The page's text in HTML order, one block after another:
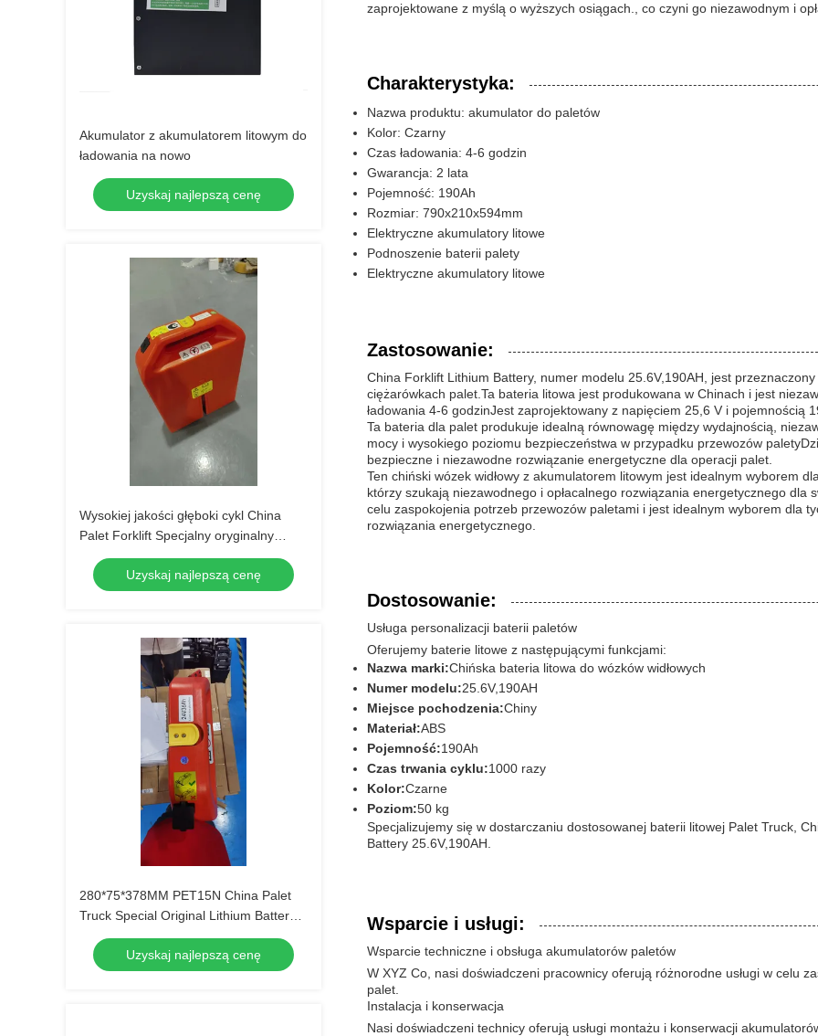
Akumulator z akumulatorem litowym do
ładowania na nowo
Uzyskaj najlepszą cenę
Wysokiej jakości głęboki cykl China
Palet Forklift Specjalny oryginalny
akumulator litowy 24V 36AH dla
PET15N Palet Forklift
Uzyskaj najlepszą cenę
280*75*378MM PET15N China Palet
Truck Special Original Lithium Battery
24V 36AH
Uzyskaj najlepszą cenę
zaprojektowane z myślą o wyższych osiągach., co czyni go niezawodnym i
Charakterystyka:
Nazwa produktu: akumulator do paletów
Kolor: Czarny
Czas ładowania: 4-6 godzin
Gwarancja: 2 lata
Pojemność: 190Ah
Rozmiar: 790x210x594mm
Elektryczne akumulatory litowe
Podnoszenie baterii palety
Elektryczne akumulatory litowe
Zastosowanie:
China Forklift Lithium Battery, numer modelu 25.6V,190AH, jest
ciężarówkach palet.Ta bateria litowa jest produkowana w Chinach i jest
ładowania 4-6 godzinJest zaprojektowany z napięciem 25,6 V i pojemnością
Ta bateria dla palet produkuje idealną równowagę między wydajnością,
mocy i wysokiego poziomu bezpieczeństwa w przypadku przewozów
bezpieczne i niezawodne rozwiązanie energetyczne dla operacji palet.
Ten chiński wózek widłowy z akumulatorem litowym jest idealnym wyborem
którzy szukają niezawodnego i opłacalnego rozwiązania energetycznego dla
celu zaspokojenia potrzeb przewozów paletami i jest idealnym wyborem dla
rozwiązania energetycznego.
Dostosowanie:
Usługa personalizacji baterii paletów
Oferujemy baterie litowe z następującymi funkcjami:
Nazwa marki:Chińska bateria litowa do wózków widłowych
Numer modelu:25.6V,190AH
Miejsce pochodzenia:Chiny
Materiał:ABS
Pojemność:190Ah
Czas trwania cyklu:1000 razy
Kolor:Czarne
Poziom:50 kg
Specjalizujemy się w dostarczaniu dostosowanej baterii litowej Palet Truck,
Battery 25.6V,190AH.
Wsparcie i usługi:
Wsparcie techniczne i obsługa akumulatorów paletów
W XYZ Co, nasi doświadczeni pracownicy oferują różnorodne usługi w celu
palet.
Instalacja i konserwacja
Nasi doświadczeni technicy oferują usługi montażu i konserwacji